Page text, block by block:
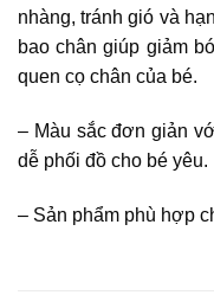
nhàng, tránh gió và
bao chân giúp giảm
quen cọ chân của bé.
– Màu sắc đơn giản
dễ phối đồ cho bé yêu.
– Sản phẩm phù hợp